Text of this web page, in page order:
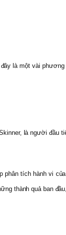
là một vài
là người đầu
tích hành vi
thành quả ban